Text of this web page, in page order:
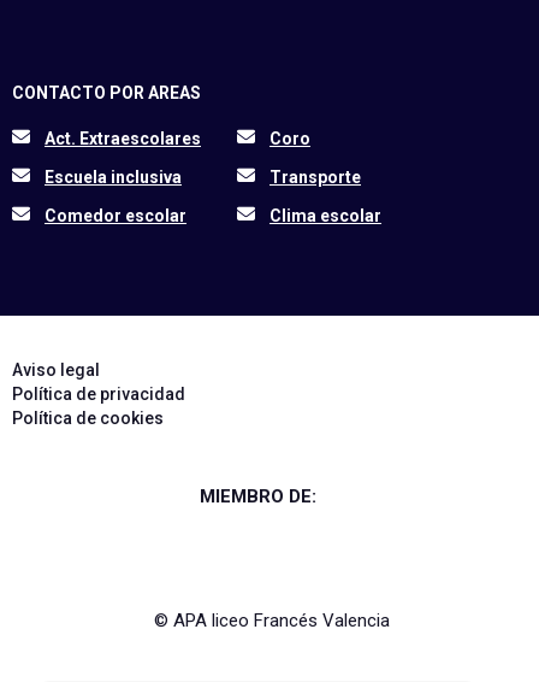
CONTACTO POR AREAS
Act. Extraescolares
Coro
Escuela inclusiva
Transporte
Comedor escolar
Clima escolar
MIEMBRO DE:
Aviso legal
Política de privacidad
Política de cookies
© APA liceo Francés Valencia